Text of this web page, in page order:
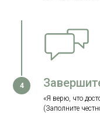
«Я верю, что
(Заполните